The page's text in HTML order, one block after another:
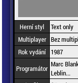
Herní styl
Text only
Multiplayer Bez
Rok vydání
1987
Programátor Marc
Leblin...